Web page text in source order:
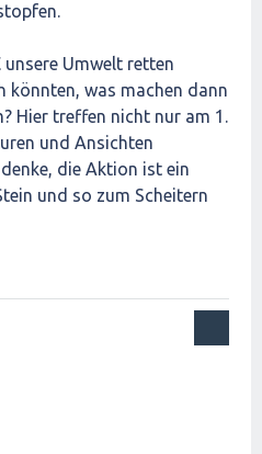
Umwelt retten
könnten, was machen dann
Hier treffen nicht nur am 1.
und Ansichten
die Aktion ist ein
und so zum Scheitern